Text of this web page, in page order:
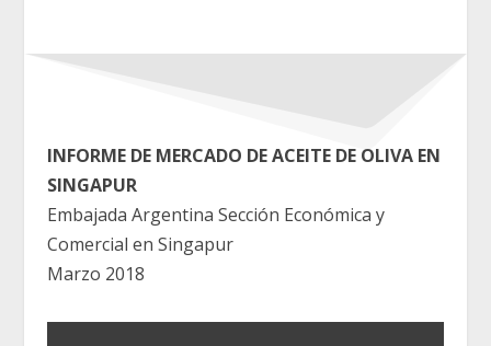
INFORME DE MERCADO DE ACEITE DE OLIVA EN
SINGAPUR
Embajada Argentina Sección Económica y
Comercial en Singapur
Marzo 2018